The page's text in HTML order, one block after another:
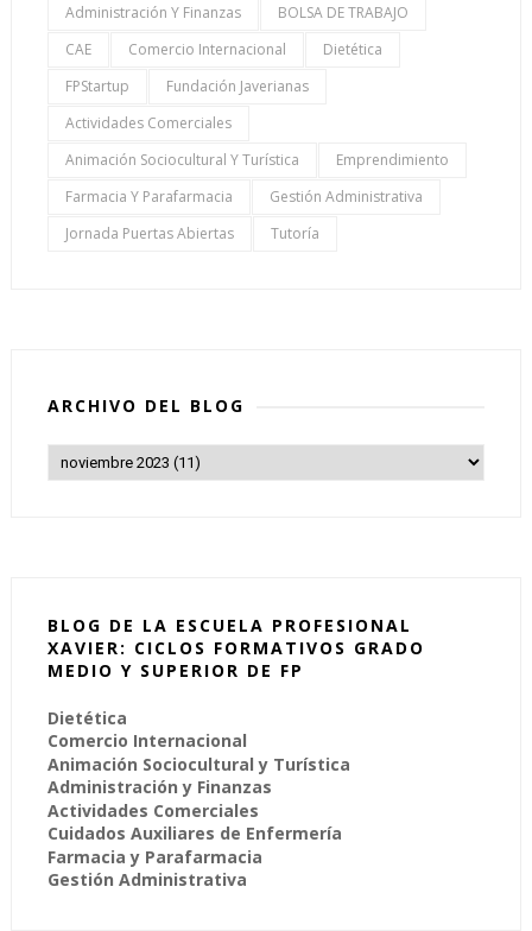
Administración Y Finanzas
BOLSA DE TRABAJO
CAE
Comercio Internacional
Dietética
FPStartup
Fundación Javerianas
Actividades Comerciales
Animación Sociocultural Y Turística
Emprendimiento
Farmacia Y Parafarmacia
Gestión Administrativa
Jornada Puertas Abiertas
Tutoría
ARCHIVO DEL BLOG
BLOG DE LA ESCUELA PROFESIONAL
XAVIER: CICLOS FORMATIVOS GRADO
MEDIO Y SUPERIOR DE FP
Dietética
Comercio Internacional
Animación Sociocultural y Turística
Administración y Finanzas
Actividades Comerciales
Cuidados Auxiliares de Enfermería
Farmacia y Parafarmacia
Gestión Administrativa